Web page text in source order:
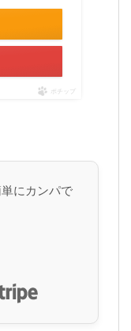
ポチップ
にカンパで